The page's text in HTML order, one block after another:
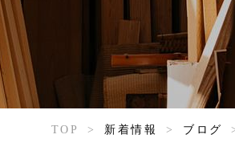
TOP > 新着情報 > ブログ